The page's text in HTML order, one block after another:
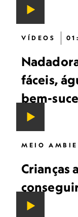
VÍDEOS
fáceis,
bem-
MEIO
Crianças